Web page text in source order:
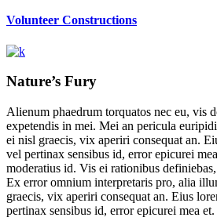
Volunteer Constructions
Nature’s Fury
Alienum phaedrum torquatos nec eu, vis
expetendis in mei. Mei an pericula
ei nisl graecis, vix aperiri consequat an.
vel pertinax sensibus id, error epicurei
moderatius id. Vis ei rationibus
Ex error omnium interpretaris pro, alia
graecis, vix aperiri consequat an. Eius
pertinax sensibus id, error epicurei mea et.